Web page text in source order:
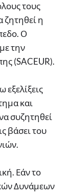
τους
η
Ο
την
(SACEUR).
και
συζητηθεί
βάσει του
Εάν το
Δυνάμεων